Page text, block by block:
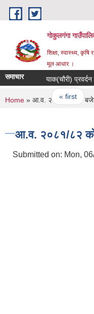
Skip to main content
गोकुलगंगा
शिक्षा, स्वास्थ्य, कृषि र
मूल आधार ।
समाचार याक(चौरी)
Pages
« first
You are here
Home » आ.व. २०८१/८२ को
आ.व. २०८१/८२
Submitted on: Mon,